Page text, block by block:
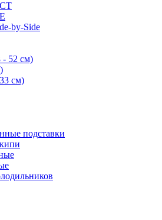
by-Side
- 52 см)
см)
подставки